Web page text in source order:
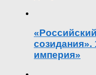
созидания».
империя»